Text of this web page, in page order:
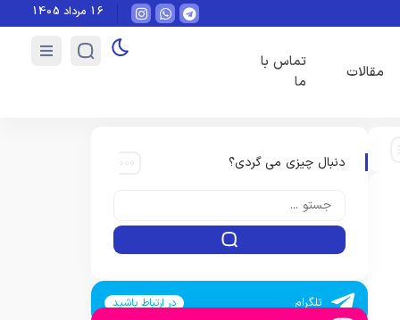
آیا نصب دوربین مداربسته در ساختمان نیاز به رضایت
16 مرداد 1405
مقالات
تماس با
ما
دنبال چیزی می گردی؟
تلگرام در ارتباط باشید